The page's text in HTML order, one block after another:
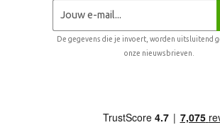
De gegevens die je invoert, worden uitsluitend
onze nieuwsbrieven.